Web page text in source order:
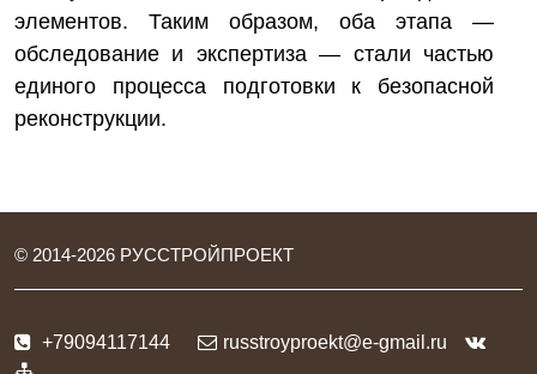
элементов. Таким образом, оба этапа —
обследование и экспертиза — стали частью
единого процесса подготовки к безопасной
реконструкции.
© 2014-2026 РУССТРОЙПРОЕКТ
+79094117144 russtroyproekt@e-gmail.ru